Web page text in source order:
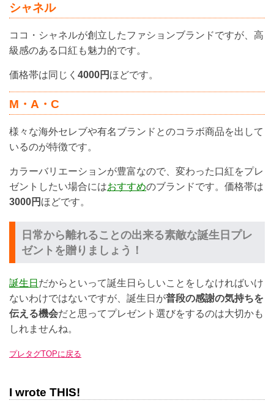
シャネル
ココ・シャネルが創立したファションブランドですが、高
級感のある口紅も魅力的です。
価格帯は同じく 4000円 ほどです。
M・A・C
様々な海外セレブや有名ブランドとのコラボ商品を出して
いるのが特徴です。
カラーバリエーションが豊富なので、変わった口紅をプレ
ゼントしたい場合にはおすすめのブランドです。価格帯は
3000円 ほどです。
日常から離れることの出来る素敵な誕生日プレ
ゼントを贈りましょう！
誕生日 だからといって誕生日らしいことをしなければいけ
ないわけではないですが、誕生日が普段の感謝の気持ちを
伝える機会だと思ってプレゼント選びをするのは大切かも
しれませんね。
プレタグTOPに戻る
I wrote THIS!